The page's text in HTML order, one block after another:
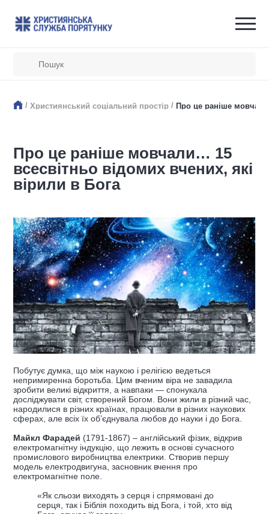
/ Християнський соціальний простір / Про це раніше
Про це раніше мовчали… 15
всесвітньо відомих вчених, які
вірили в Бога
Побутує думка, що між наукою і релігією ведеться
непримиренна боротьба. Цим вченим віра не завадила
зробити великі відкриття, а навпаки — спонукала
досліджувати світ, створений Богом. Вони жили в різний час,
народилися в різних країнах, працювали в різних наукових
сферах, але всіх їх об’єднувала любов до науки і до Бога.
Майкл Фарадей (1791-1867) – англійський фізик, відкрив
електромагнітну індукцію, що лежить в основі сучасного
промислового виробництва електрики. Створив першу
модель електродвигуна, засновник вчення про
електромагнітне поле.
«Як сльози виходять з серця і спрямовані до
серця, так і Біблія походить від Бога, і той, хто від